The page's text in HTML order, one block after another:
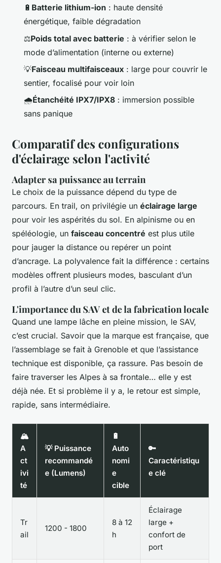
🔋 Batterie lithium-ion : haute densité
énergétique, faible dégradation
⚖️Poids total avec batterie : à vérifier selon le
mode d’alimentation (interne ou externe)
💡Faisceau multifaisceaux : large pour couvrir le
sentier, focalisé pour voir loin
🌧️Étanchéité IPX7/IPX8 : immersion possible
sans panique
Comparatif des configurations
d'éclairage selon l'activité
Adapter sa puissance au terrain
Le choix de la puissance dépend du type de
parcours. En trail, on privilégie un éclairage large
pour voir les aspérités du sol. En alpinisme ou en
spéléologie, un faisceau concentré est plus utile
pour jauger la distance ou repérer un point
d’ancrage. La polyvalence fait la différence : certains
modèles offrent plusieurs modes, basculant d’un
profil à l’autre d’un seul clic.
L'importance du SAV et de la fabrication locale
Quand une lampe lâche en pleine mission, le SAV,
c’est crucial. Savoir que la marque est française, que
l’assemblage se fait à Grenoble et que l’assistance
technique est disponible, ça rassure. Pas besoin de
faire traverser les Alpes à sa frontale… elle y est
déjà née. Et si problème il y a, le retour est simple,
rapide, sans intermédiaire.
🏔️
A
ct
ivi
té
💡 Puissance
recommandé
e (Lumens)
🔋
Auto
nomi
e
cible
🔑
Caractéristiqu
e clé
Tr
ail
1200 - 1800
8 à 12
h
Éclairage
large +
confort de
port